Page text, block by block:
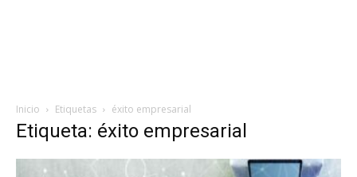
Inicio Etiquetas éxito empresarial
Etiqueta: éxito empresarial